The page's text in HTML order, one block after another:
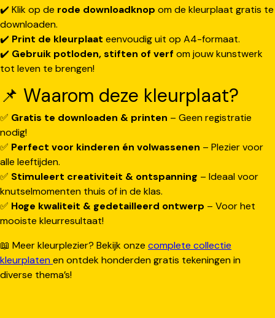
✔️ Klik op de rode downloadknop om de kleurplaat gratis te
downloaden.
✔️ Print de kleurplaat eenvoudig uit op A4-formaat.
✔️ Gebruik potloden, stiften of verf om jouw kunstwerk
tot leven te brengen!
📌 Waarom deze kleurplaat?
✅ Gratis te downloaden & printen – Geen registratie
nodig!
✅ Perfect voor kinderen én volwassenen – Plezier voor
alle leeftijden.
✅ Stimuleert creativiteit & ontspanning – Ideaal voor
knutselmomenten thuis of in de klas.
✅ Hoge kwaliteit & gedetailleerd ontwerp – Voor het
mooiste kleurresultaat!
📖 Meer kleurplezier? Bekijk onze complete collectie
kleurplatenen ontdek honderden gratis tekeningen in
diverse thema’s!